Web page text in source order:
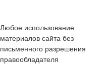
Любое использование
материалов сайта без
письменного разрешения
правообладателя